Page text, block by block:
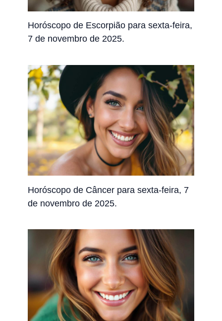
Horóscopo de Escorpião para sexta-feira,
7 de novembro de 2025.
Horóscopo de Câncer para sexta-feira, 7
de novembro de 2025.